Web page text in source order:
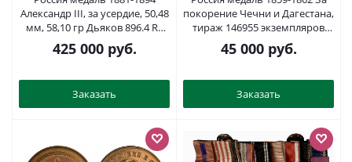
Александр III, за усердие, 50,48
мм, 58,10 гр Дьяков 896.4 R3
серебро 10-005-03
425 000руб.
Заказать
покорение Чечни и Дагестана,
тираж 146955 экземпляров
Дьяков 679.1 (R1) серебро 00-
819-69
45 000руб.
Заказать